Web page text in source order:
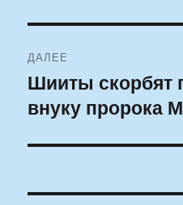
ДАЛЕЕ
Следующая
запись:
Шииты скорбят
внуку пророка